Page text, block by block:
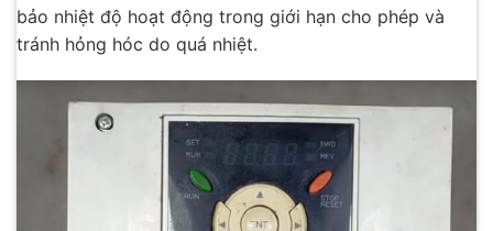
bảo nhiệt độ hoạt động trong giới hạn cho phép và
tránh hỏng hóc do quá nhiệt.